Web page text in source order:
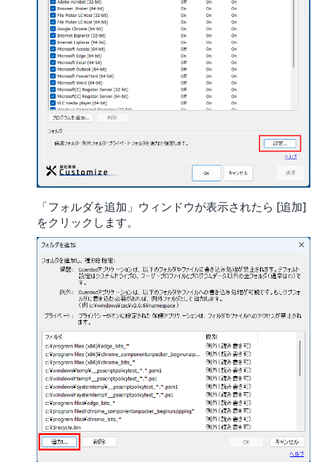
「フォルダを追加」ウィンドウが表示されたら [追加]
をクリックします。